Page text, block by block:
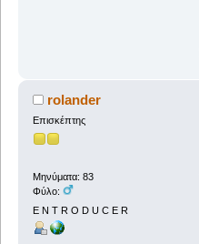
rolander
Επισκέπτης
Μηνύματα: 83
Φύλο:
E N T R O D U C E R